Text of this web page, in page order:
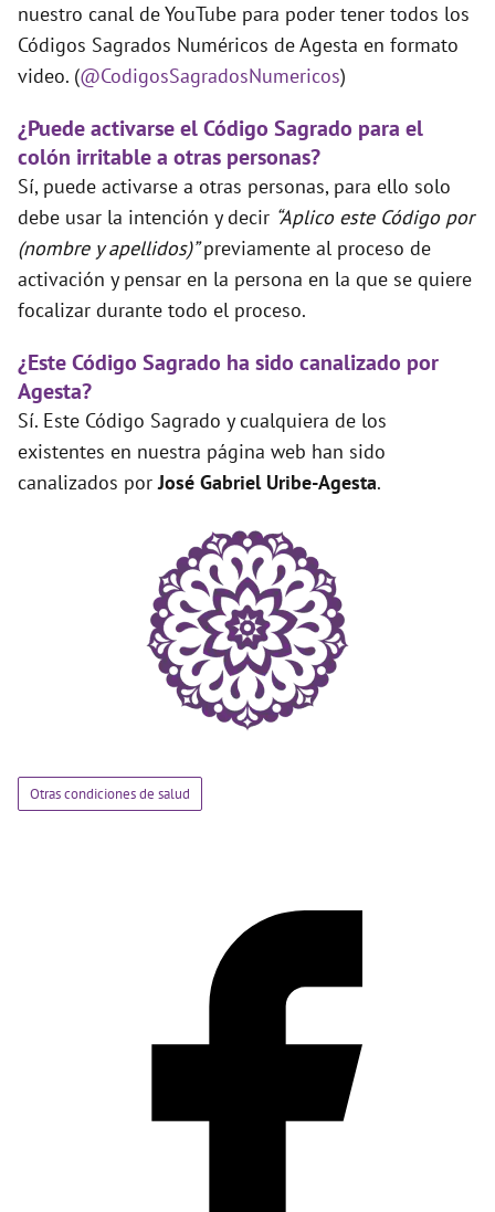
nuestro canal de YouTube para poder tener todos los
Códigos Sagrados Numéricos de Agesta en formato
video. (@CodigosSagradosNumericos)
¿Puede activarse el Código Sagrado para el
colón irritable a otras personas?
Sí, puede activarse a otras personas, para ello solo
debe usar la intención y decir “Aplico este Código por
(nombre y apellidos)”previamente al proceso de
activación y pensar en la persona en la que se quiere
focalizar durante todo el proceso.
¿Este Código Sagrado ha sido canalizado por
Agesta?
Sí. Este Código Sagrado y cualquiera de los
existentes en nuestra página web han sido
canalizados porJosé Gabriel Uribe-Agesta.
Otras condiciones de salud